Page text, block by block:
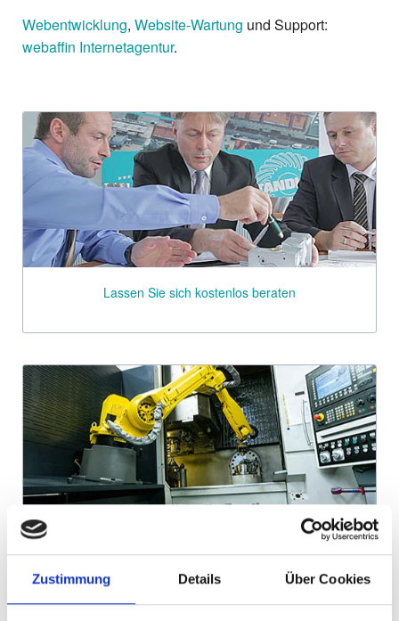
Zustimmung Details Über Cookies
Webentwicklung, Website-Wartung und Support:
webaffin Internetagentur.
Lassen Sie sich kostenlos beraten